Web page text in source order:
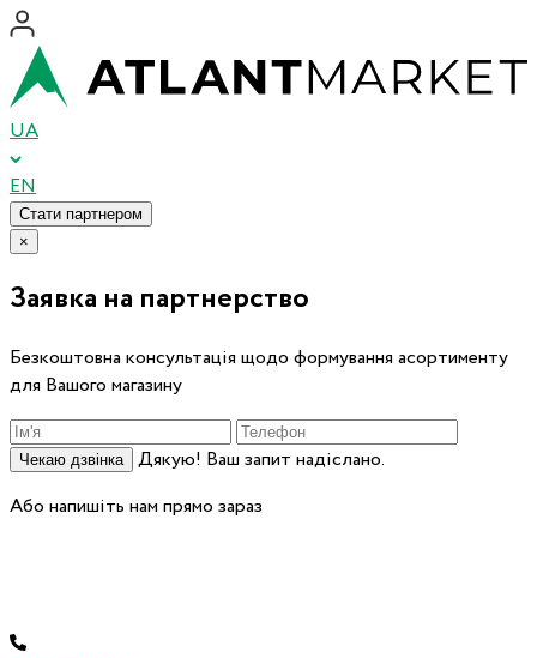
UA
EN
Стати партнером
×
Заявка на партнерство
Безкоштовна консультація щодо формування асортименту
для Вашого магазину
Чекаю дзвінка
Дякую! Ваш запит надіслано.
Або напишіть нам прямо зараз